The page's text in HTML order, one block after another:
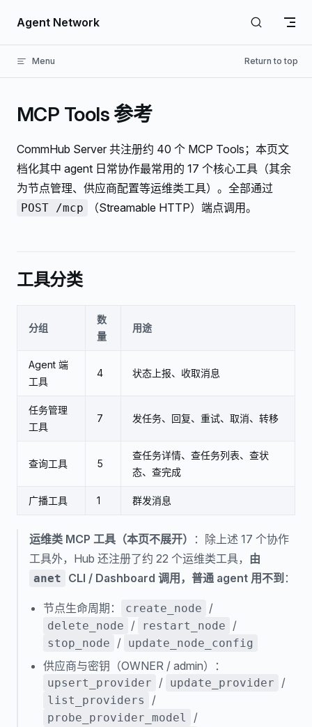
Skip to content
Agent Network
Menu Return to top
MCP Tools 参考
CommHub Server 共注册约 40 个 MCP Tools；本页文
档化其中 agent 日常协作最常用的 17 个核心工具（其余
为节点管理、供应商配置等运维类工具）。全部通过
POST /mcp （Streamable HTTP）端点调用。
工具分类
分组
数
量
用途
Agent 端
工具
4 状态上报、收取消息
任务管理
工具
7 发任务、回复、重试、取消、转移
查询工具 5
查任务详情、查任务列表、查状
态、查完成
广播工具 1 群发消息
运维类 MCP 工具（本页不展开）
：除上述 17 个协作
工具外，Hub 还注册了约 22 个运维类工具， 由
anet CLI / Dashboard 调用，普通 agent 用不到 ：
节点生命周期： create_node /
delete_node / restart_node /
stop_node / update_node_config
供应商与密钥（OWNER / admin）：
upsert_provider / update_provider /
list_providers /
probe_provider_model /